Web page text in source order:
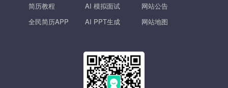
简历教程
全民简历APP
AI 模拟面试
AI PPT生成
网站公告
网站地图